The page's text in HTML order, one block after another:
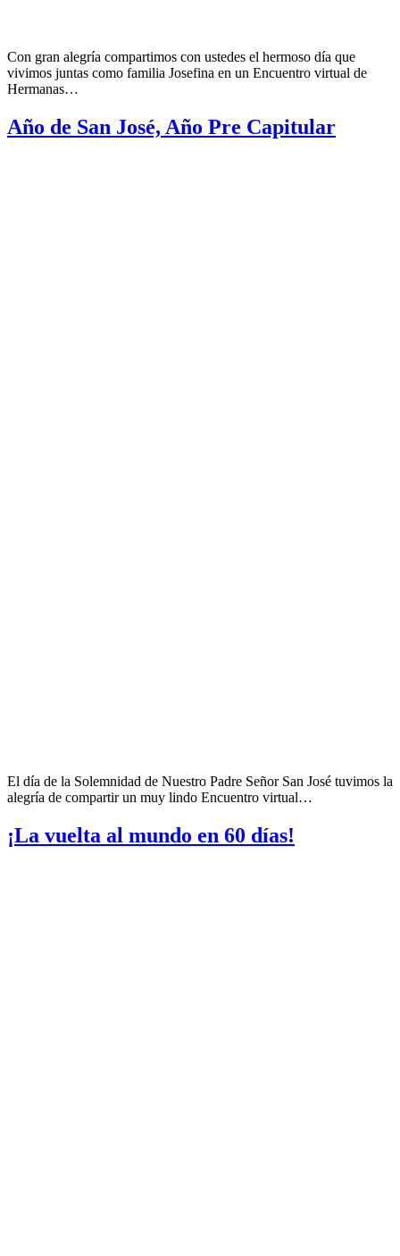
Con gran alegría compartimos con ustedes el hermoso día que
vivimos juntas como familia Josefina en un Encuentro virtual de
Hermanas…
Año de San José, Año Pre Capitular
El día de la Solemnidad de Nuestro Padre Señor San José tuvimos la
alegría de compartir un muy lindo Encuentro virtual…
¡La vuelta al mundo en 60 días!